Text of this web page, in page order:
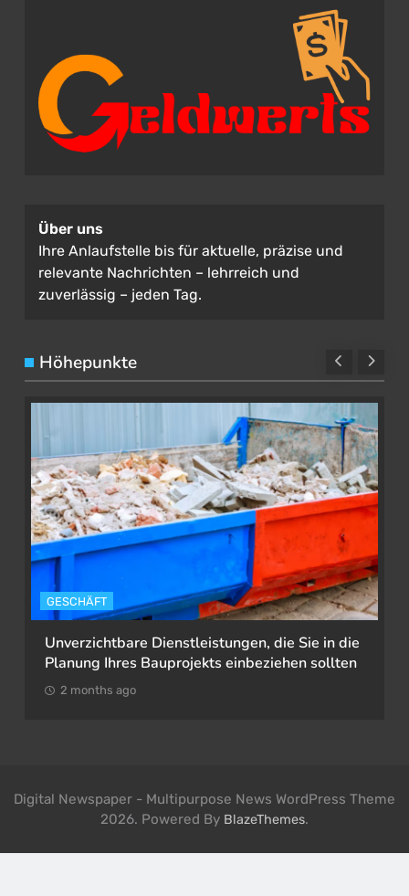
Über uns
Ihre Anlaufstelle bis für aktuelle, präzise und
relevante Nachrichten – lehrreich und
zuverlässig – jeden Tag.
Höhepunkte
GESCHÄFT
Unverzichtbare Dienstleistungen, die Sie in die
Planung Ihres Bauprojekts einbeziehen sollten
2 months ago
Digital Newspaper - Multipurpose News WordPress Theme
2026. Powered By BlazeThemes.